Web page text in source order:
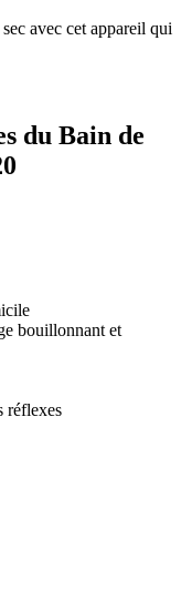
avec cet appareil qui
du Bain de
bouillonnant et
réflexes